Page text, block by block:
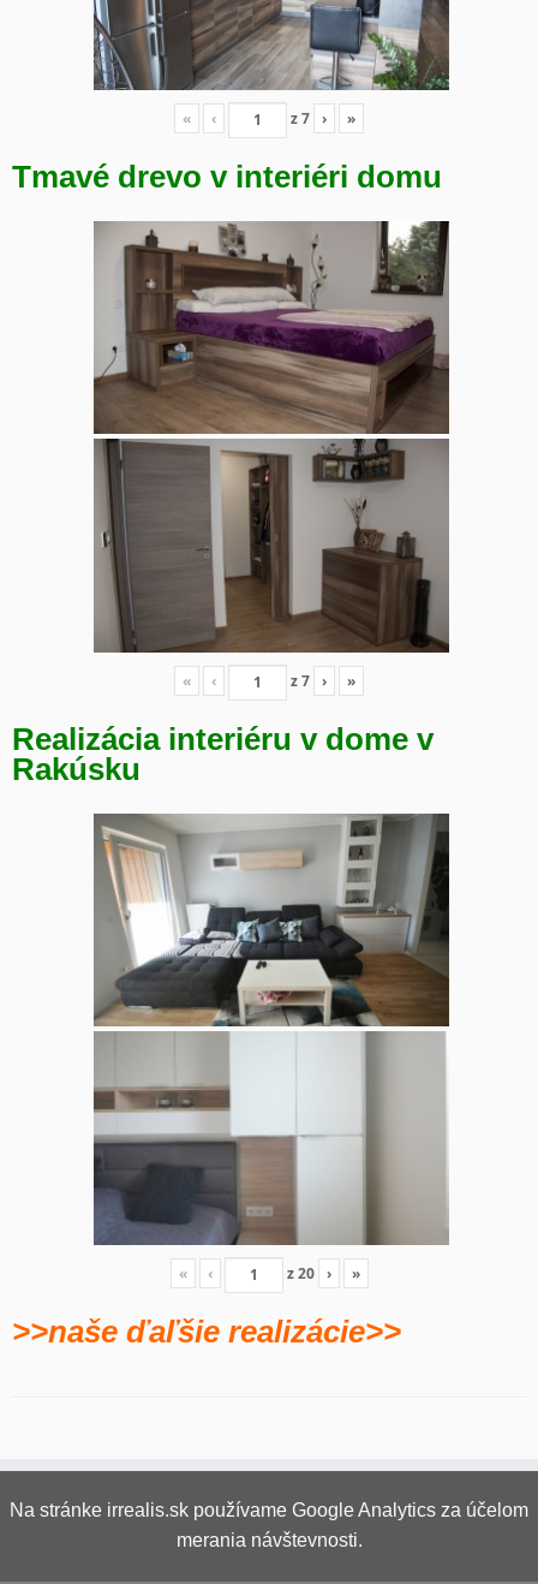
« ‹ z7 › »
Tmavé drevo v interiéri domu
« ‹ z7 › »
Realizácia interiéru v dome v
Rakúsku
« ‹ z20 › »
>>naše ďaľšie realizácie>>
Na stránke irrealis.sk používame Google Analytics za účelom
merania návštevnosti.